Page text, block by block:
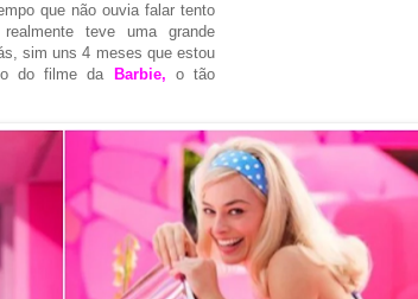
que não ouvia falar tento
teve uma grande
sim uns 4 meses que estou
do filme da
Barbie, o tão